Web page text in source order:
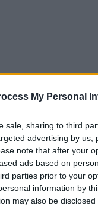
My Personal
sale, sharing to third
advertising by
note that after your
ads based on
parties prior to your
information by
may also be
είχαν ακουστεί
να ακουστεί;
τη συζήτηση